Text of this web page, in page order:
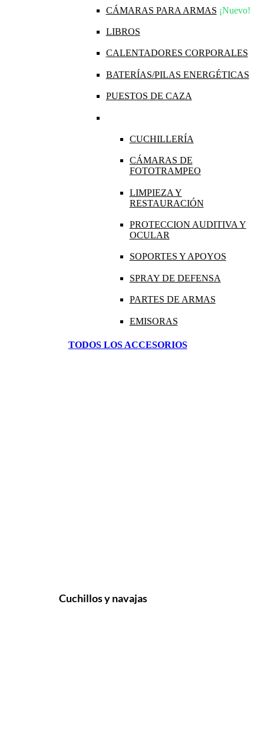
CÁMARAS PARA ARMAS ¡Nuevo!
LIBROS
CALENTADORES CORPORALES
BATERÍAS/PILAS ENERGÉTICAS
PUESTOS DE CAZA
CUCHILLERÍA
CÁMARAS DE
FOTOTRAMPEO
LIMPIEZA Y
RESTAURACIÓN
PROTECCION AUDITIVA Y
OCULAR
SOPORTES Y APOYOS
SPRAY DE DEFENSA
PARTES DE ARMAS
EMISORAS
TODOS LOS ACCESORIOS
Cuchillos y navajas